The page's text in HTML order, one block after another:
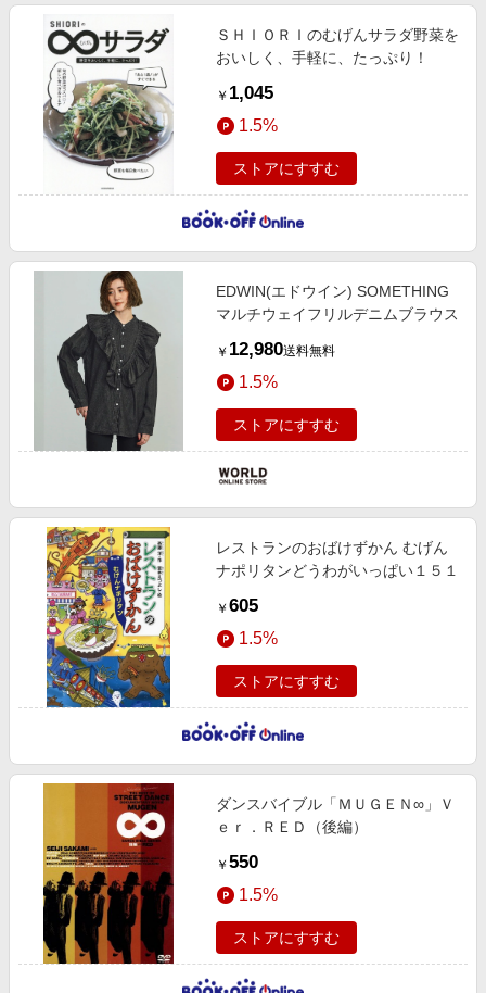
ＳＨＩＯＲＩのむげんサラダ野菜を
おいしく、手軽に、たっぷり！
￥ 1,045
1.5%
ストアにすすむ
EDWIN(エドウイン) SOMETHING
マルチウェイフリルデニムブラウス
￥ 12,980送料無料
1.5%
ストアにすすむ
レストランのおばけずかん むげん
ナポリタンどうわがいっぱい１５１
￥ 605
1.5%
ストアにすすむ
ダンスバイブル「ＭＵＧＥＮ∞」Ｖ
ｅｒ．ＲＥＤ（後編）
￥ 550
1.5%
ストアにすすむ